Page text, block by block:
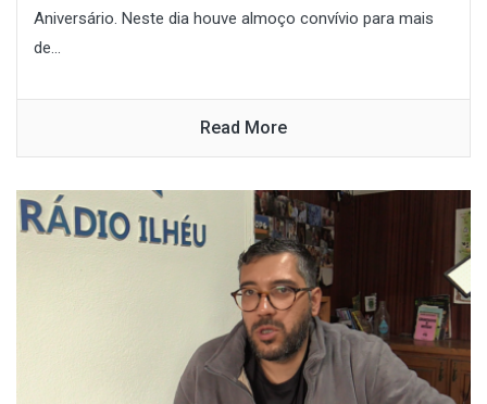
Aniversário. Neste dia houve almoço convívio para mais
de...
Read More